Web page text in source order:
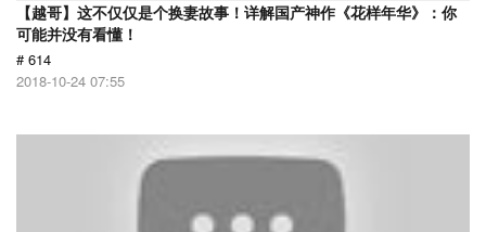
【越哥】这不仅仅是个换妻故事！详解国产神作《花样年华》：你
可能并没有看懂！
# 614
2018-10-24 07:55